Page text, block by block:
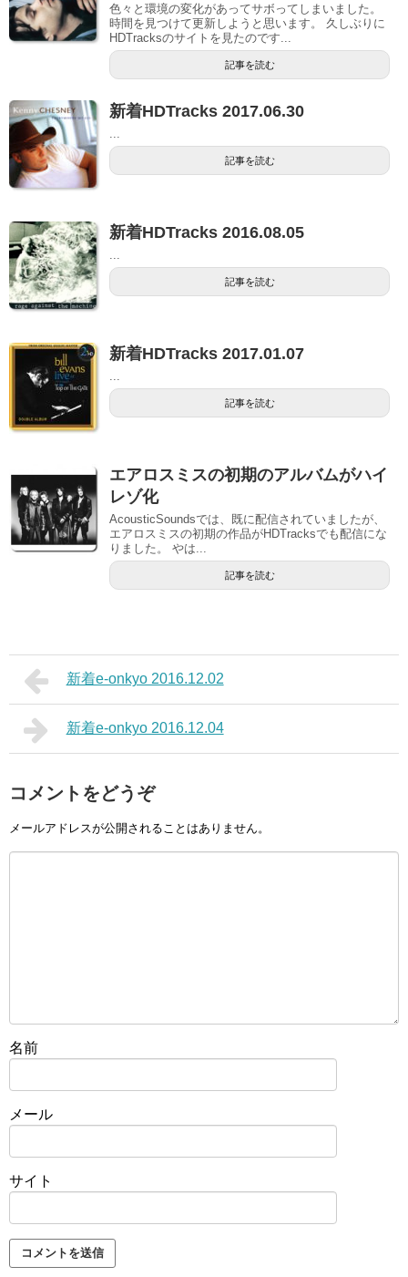
色々と環境の変化があってサボってしまいました。
時間を見つけて更新しようと思います。 久しぶりに
HDTracksのサイトを見たのです...
記事を読む
新着HDTracks 2017.06.30
記事を読む
新着HDTracks 2016.08.05
記事を読む
新着HDTracks 2017.01.07
記事を読む
エアロスミスの初期のアルバムがハイ
レゾ化
AcousticSoundsでは、既に配信されていましたが、
エアロスミスの初期の作品がHDTracksでも配信にな
りました。 やは...
記事を読む
新着e-onkyo 2016.12.02
新着e-onkyo 2016.12.04
コメントをどうぞ
メールアドレスが公開されることはありません。
名前
メール
サイト